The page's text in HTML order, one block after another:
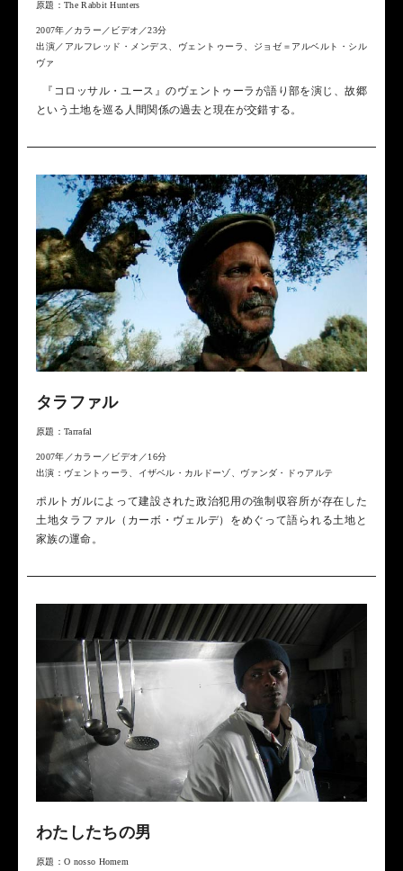
原題：The Rabbit Hunters
2007年／カラー／ビデオ／23分
出演／アルフレッド・メンデス、ヴェントゥーラ、ジョゼ＝アルベルト・シル
ヴァ
『コロッサル・ユース』のヴェントゥーラが語り部を演じ、故郷
という土地を巡る人間関係の過去と現在が交錯する。
タラファル
原題：Tarrafal
2007年／カラー／ビデオ／16分
出演：ヴェントゥーラ、イザベル・カルドーゾ、ヴァンダ・ドゥアルテ
ポルトガルによって建設された政治犯用の強制収容所が存在した
土地タラファル（カーボ・ヴェルデ）をめぐって語られる土地と
家族の運命。
わたしたちの男
原題：O nosso Homem